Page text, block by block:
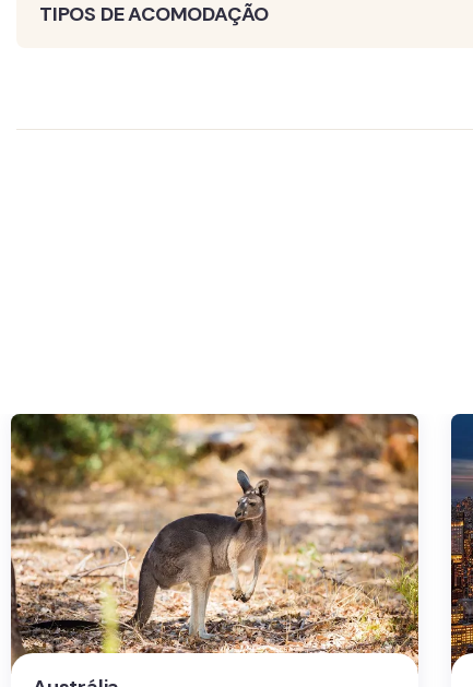
TIPOS DE ACOMODAÇÃO